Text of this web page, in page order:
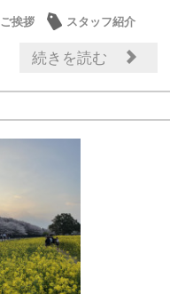
ご挨拶
スタッフ紹介
続きを読む